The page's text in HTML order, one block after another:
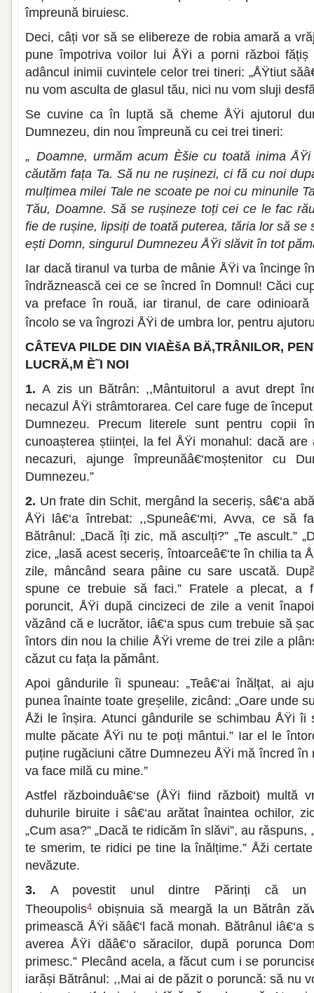
împreună biruiesc.
Deci, câți vor să se elibereze de robia amară a
pune împotriva voilor lui ÅŸi a porni război fățiș
adâncul inimii cuvintele celor trei tineri: „ÅŸtiut
nu vom asculta de glasul tău, nici nu vom sluji
Se cuvine ca în luptă să cheme ÅŸi ajutorul
Dumnezeu, din nou împreună cu cei trei tineri:
„ Doamne, urmăm acum Èšie cu toată inima
căutăm fața Ta. Să nu ne rușinezi, ci fă cu noi
mulțimea milei Tale ne scoate pe noi cu minunile
Tău, Doamne. Să se rușineze toți cei ce le fac
fie de rușine, lipsiți de toată puterea, tăria lor să se
ești Domn, singurul Dumnezeu ÅŸi slăvit în tot
Iar dacă tiranul va turba de mânie ÅŸi va încinge
îndrăznească cei ce se încred în Domnul! Căci
va preface în rouă, iar tiranul, de care
încolo se va îngrozi ÅŸi de umbra lor, pentru
CÂTEVA PILDE DIN VIAÈšA BÄ‚TRÂNILOR,
LUCRÄ‚M È˜I NOI
1.A zis un Bătrân: ,,Mântuitorul a avut drept
necazul ÅŸi strâmtorarea. Cel care fuge de
Dumnezeu. Precum literele sunt pentru copii
cunoașterea științei, la fel ÅŸi monahul: dacă
necazuri, ajunge împreunăâ€‘moștenitor cu
Dumnezeu.”
2. Un frate din Schit, mergând la seceriș, sâ€‘a
ÅŸi lâ€‘a întrebat: ,,Spuneâ€‘mi, Avva, ce să
Bătrânul: „Dacă îți zic, mă asculți?” „Te ascult.”
zice, „lasă acest seceriș, întoarceâ€‘te în chilia ta
zile, mâncând seara pâine cu sare uscată.
spune ce trebuie să faci.” Fratele a plecat, a
poruncit, ÅŸi după cincizeci de zile a venit
văzând că e lucrător, iâ€‘a spus cum trebuie să
întors din nou la chilie ÅŸi vreme de trei zile a
căzut cu fața la pământ.
Apoi gândurile îi spuneau: „Teâ€‘ai înălțat, ai
punea înainte toate greșelile, zicând: „Oare unde
Åži le înșira. Atunci gândurile se schimbau ÅŸi îi
multe păcate ÅŸi nu te poți mântui.” Iar el le
puține rugăciuni către Dumnezeu ÅŸi mă încred în
va face milă cu mine.”
Astfel războinduâ€‘se (ÅŸi fiind războit) multă
duhurile biruite i sâ€‘au arătat înaintea ochilor,
„Cum asa?” „Dacă te ridicăm în slăvi”, au
te smerim, te ridici pe tine la înălțime.” Åži
nevăzute.
3. A povestit unul dintre Părinți că un
Theoupolis4 obișnuia să meargă la un Bătrân
primească ÅŸi săâ€‘l facă monah. Bătrânul iâ€‘a
averea ÅŸi dăâ€‘o săracilor, după porunca
primesc.” Plecând acela, a făcut cum i se
iarăși Bătrânul: ,,Mai ai de păzit o poruncă: să nu